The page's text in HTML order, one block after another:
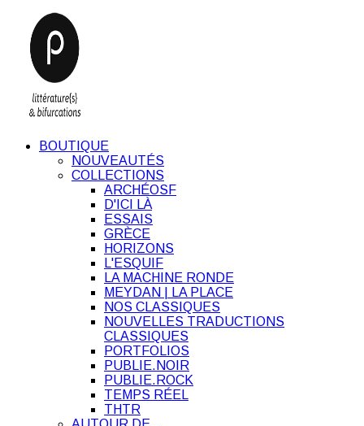
BOUTIQUE
NOUVEAUTÉS
COLLECTIONS
ARCHÉOSF
D'ICI LÀ
ESSAIS
GRÈCE
HORIZONS
L'ESQUIF
LA MACHINE RONDE
MEYDAN | LA PLACE
NOS CLASSIQUES
NOUVELLES TRADUCTIONS
CLASSIQUES
PORTFOLIOS
PUBLIE.NOIR
PUBLIE.ROCK
TEMPS RÉEL
THTR